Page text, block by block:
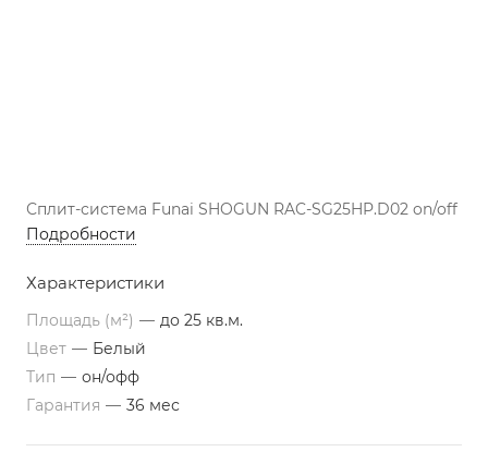
Сплит-система Funai SHOGUN RAC-SG25HP.D02 on/off
Подробности
Характеристики
Площадь (м²) — до 25 кв.м.
Цвет — Белый
Тип — он/офф
Гарантия — 36 мес